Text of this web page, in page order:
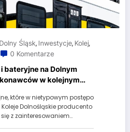
Dolny Śląsk, Inwestycje, Kolej,
0 Komentarze
bateryjne na Dolnym
w kolejnym
które w nietypowym postępo
Dolnośląskie producento
z zainteresowaniem…